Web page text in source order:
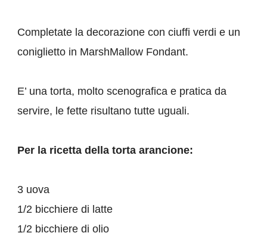
Completate la decorazione con ciuffi verdi e un
coniglietto in MarshMallow Fondant.
E’ una torta, molto scenografica e pratica da
servire, le fette risultano tutte uguali.
Per la ricetta della torta arancione:
3 uova
1/2 bicchiere di latte
1/2 bicchiere di olio